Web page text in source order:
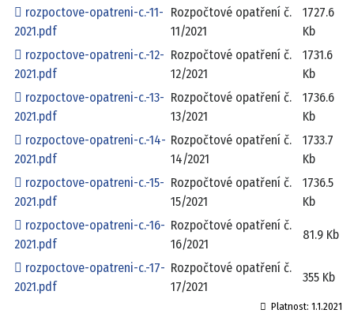
rozpoctove-opatreni-c.-11-
2021.pdf
Rozpočtové opatření č.
11/2021
1727.6
Kb
rozpoctove-opatreni-c.-12-
2021.pdf
Rozpočtové opatření č.
12/2021
1731.6
Kb
rozpoctove-opatreni-c.-13-
2021.pdf
Rozpočtové opatření č.
13/2021
1736.6
Kb
rozpoctove-opatreni-c.-14-
2021.pdf
Rozpočtové opatření č.
14/2021
1733.7
Kb
rozpoctove-opatreni-c.-15-
2021.pdf
Rozpočtové opatření č.
15/2021
1736.5
Kb
rozpoctove-opatreni-c.-16-
2021.pdf
Rozpočtové opatření č.
16/2021
81.9 Kb
rozpoctove-opatreni-c.-17-
2021.pdf
Rozpočtové opatření č.
17/2021
355 Kb
Platnost: 1.1.2021